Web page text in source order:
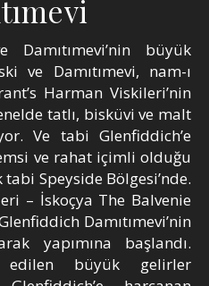
ve Damıtımevi, nam-ı
Harman Viskileri’nin
tatlı, bisküvi ve malt
Ve tabi Glenfiddich’e
ve rahat içimli olduğu
Speyside Bölgesi’nde.
– İskoçya The Balvenie
Damıtımevi’nin
yapımına başlandı.
edilen büyük gelirler